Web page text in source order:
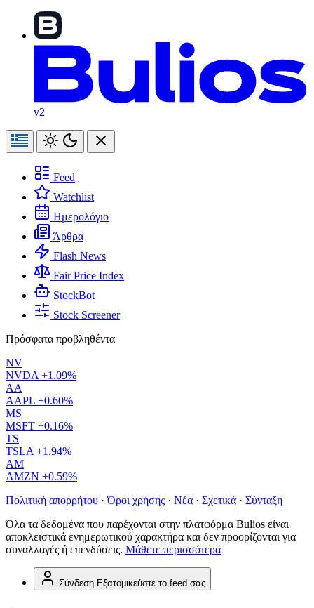
v2
Feed
Watchlist
Ημερολόγιο
Άρθρα
Flash News
Fair Price Index
StockBot
Stock Screener
Πρόσφατα προβληθέντα
NV
NVDA +1.09%
AA
AAPL +0.60%
MS
MSFT +0.16%
TS
TSLA +1.94%
AM
AMZN +0.59%
Πολιτική απορρήτου · Όροι χρήσης · Νέα · Σχετικά · Σύνταξη
Όλα τα δεδομένα που παρέχονται στην πλατφόρμα Bulios είναι
αποκλειστικά ενημερωτικού χαρακτήρα και δεν προορίζονται για
συναλλαγές ή επενδύσεις. Μάθετε περισσότερα
Σύνδεση Εξατομικεύστε το feed σας